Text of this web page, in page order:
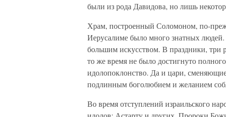
были из рода Давидова, но лишь
Храм, построенный Соломоном, по-
Иерусалиме было много знатных
большим искусством. В праздники, три
то же время не было достигнуто
идолопоклонство. Да и цари,
подлинным боголюбием и желанием
Во время отступлений израильского